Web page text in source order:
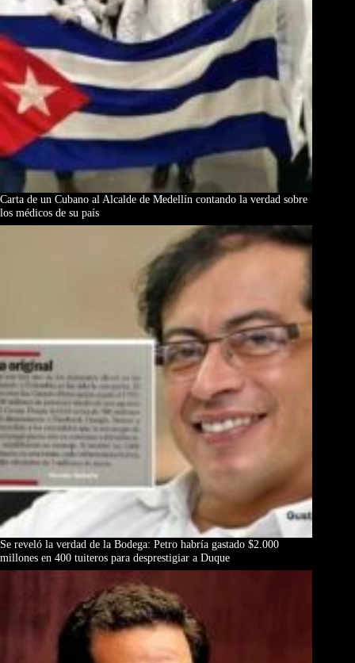
Carta de un Cubano al Alcalde de Medellín contando la verdad sobre
los médicos de su país
Se reveló la verdad de la Bodega: Petro habría gastado $2.000
millones en 400 tuiteros para desprestigiar a Duque